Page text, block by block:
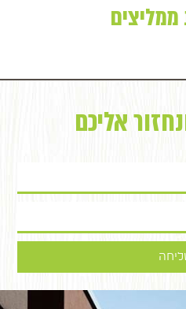
ממליצים
אליכם